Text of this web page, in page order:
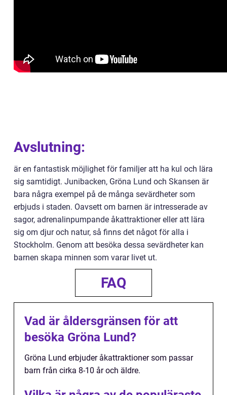
Avslutning:
är en fantastisk möjlighet för familjer att ha kul och lära
sig samtidigt. Junibacken, Gröna Lund och Skansen är
bara några exempel på de många sevärdheter som
erbjuds i staden. Oavsett om barnen är intresserade av
sagor, adrenalinpumpande åkattraktioner eller att lära
sig om djur och natur, så finns det något för alla i
Stockholm. Genom att besöka dessa sevärdheter kan
barnen skapa minnen som varar livet ut.
FAQ
Vad är åldersgränsen för att
besöka Gröna Lund?
Gröna Lund erbjuder åkattraktioner som passar
barn från cirka 8-10 år och äldre.